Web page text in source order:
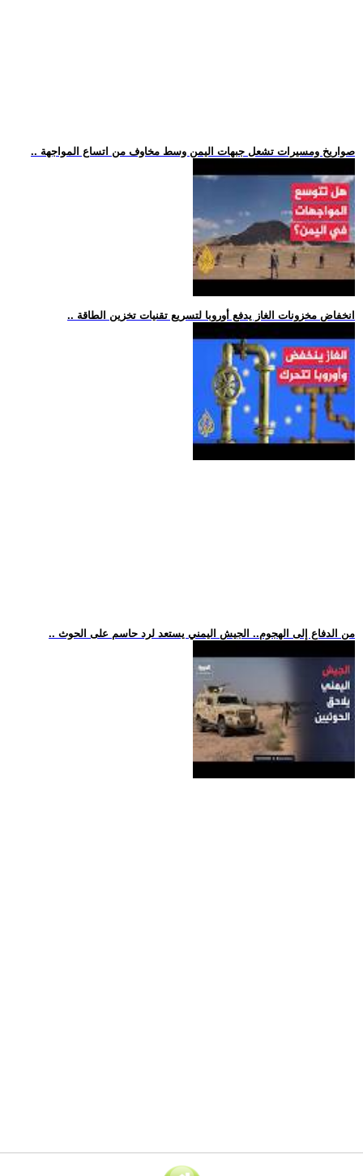
.. صواريخ ومسيرات تشعل جبهات اليمن وسط مخاوف من اتساع المواجهة
.. انخفاض مخزونات الغاز يدفع أوروبا لتسريع تقنيات تخزين الطاقة
.. من الدفاع إلى الهجوم.. الجيش اليمني يستعد لرد حاسم على الحوث